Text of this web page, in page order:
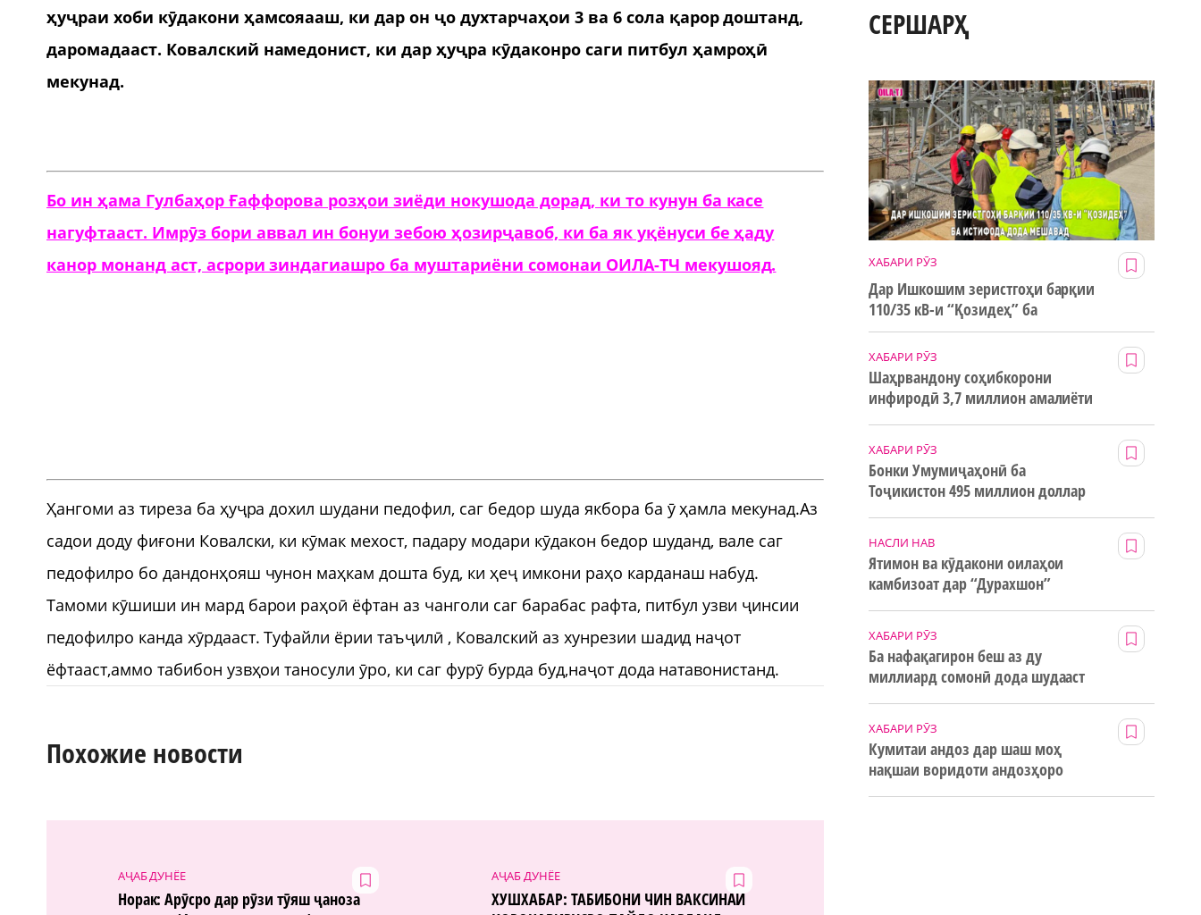
ҳуҷраи хоби кӯдакони ҳамсояааш, ки дар он ҷо духтарчаҳои 3 ва 6 сола қарор доштанд,
даромадааст. Ковалский намедонист, ки дар ҳуҷра кӯдаконро саги питбул ҳамроҳӣ
мекунад.
Бо ин ҳама Гулбаҳор Ғаффорова розҳои зиёди нокушода дорад, ки то кунун ба касе
нагуфтааст. Имрӯз бори аввал ин бонуи зебою ҳозирҷавоб, ки ба як уқёнуси бе ҳаду
канор монанд аст, асрори зиндагиашро ба муштариёни сомонаи ОИЛА-ТЧ мекушояд.
Ҳангоми аз тиреза ба ҳуҷра дохил шудани педофил, саг бедор шуда якбора ба ӯ ҳамла мекунад.Аз
садои доду фиғони Ковалски, ки кӯмак мехост, падару модари кӯдакон бедор шуданд, вале саг
педофилро бо дандонҳояш чунон маҳкам дошта буд, ки ҳеҷ имкони раҳо карданаш набуд.
Тамоми кӯшиши ин мард барои раҳоӣ ёфтан аз чанголи саг барабас рафта, питбул узви ҷинсии
педофилро канда хӯрдааст. Туфайли ёрии таъҷилӣ , Ковалский аз хунрезии шадид наҷот
ёфтааст,аммо табибон узвҳои таносули ӯро, ки саг фурӯ бурда буд,наҷот дода натавонистанд.
Похожие новости
АҶАБ ДУНЁЕ
Норак: Арӯсро дар рӯзи тӯяш ҷаноза
АҶАБ ДУНЁЕ
ХУШХАБАР: ТАБИБОНИ ЧИН ВАКСИНАИ
СЕРШАРҲ
ХАБАРИ РӮЗ
Дар Ишкошим зеристгоҳи барқии
110/35 кВ-и “Қозидеҳ” ба
истифода дода мешавад
ХАБАРИ РӮЗ
Шаҳрвандону соҳибкорони
инфиродӣ 3,7 миллион амалиёти
ХАБАРИ РӮЗ
Бонки Умумиҷаҳонӣ ба
Тоҷикистон 495 миллион доллар
НАСЛИ НАВ
Ятимон ва кӯдакони оилаҳои
камбизоат дар “Дурахшон”
ХАБАРИ РӮЗ
Ба нафақагирон беш аз ду
миллиард сомонӣ дода шудааст
ХАБАРИ РӮЗ
Кумитаи андоз дар шаш моҳ
нақшаи воридоти андозҳоро